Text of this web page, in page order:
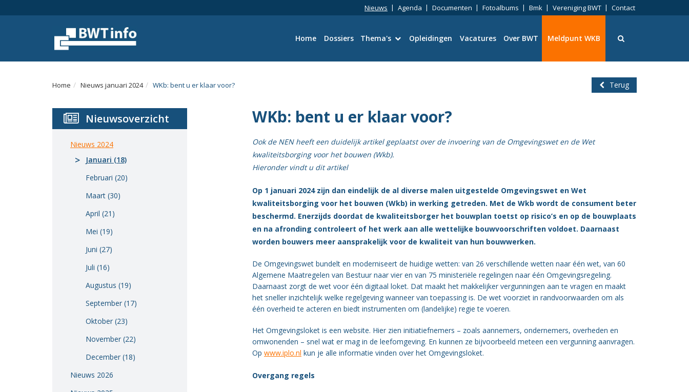
Nieuws Agenda Documenten Fotoalbums Bmk Vereniging BWT Contact
Home Dossiers Thema's
Ruimtelijke kwaliteit
Toezicht en Handhaving
Organisatie BWT
Opleidingen Vacatures Over BWT Meldpunt WKB
Menu
Home Nieuws januari 2024 WKb: bent u er klaar voor? Terug
Nieuwsoverzicht
Nieuws 2024
Januari (18)
Februari (20)
Maart (30)
April (21)
Mei (19)
Juni (27)
Juli (16)
Augustus (19)
September (17)
Oktober (23)
November (22)
December (18)
Nieuws 2026
WKb: bent u er klaar voor?
Ook de NEN heeft een duidelijk artikel geplaatst over de invoering van de Omgevingswet en de Wet
kwaliteitsborging voor het bouwen (Wkb).
Hieronder vindt u dit artikel
Op 1 januari 2024 zijn dan eindelijk de al diverse malen uitgestelde Omgevingswet en Wet
kwaliteitsborging voor het bouwen (Wkb) in werking getreden. Met de Wkb wordt de consument beter
beschermd. Enerzijds doordat de kwaliteitsborger het bouwplan toetst op risico’s en op de bouwplaats
en na afronding controleert of het werk aan alle wettelijke bouwvoorschriften voldoet. Daarnaast
worden bouwers meer aansprakelijk voor de kwaliteit van hun bouwwerken.
De Omgevingswet bundelt en moderniseert de huidige wetten: van 26 verschillende wetten naar één wet, van 60
Algemene Maatregelen van Bestuur naar vier en van 75 ministeriële regelingen naar één Omgevingsregeling.
Daarnaast zorgt de wet voor één digitaal loket. Dat maakt het makkelijker vergunningen aan te vragen en maakt
het sneller inzichtelijk welke regelgeving wanneer van toepassing is. De wet voorziet in randvoorwaarden om als
één overheid te acteren en biedt instrumenten om (landelijke) regie te voeren.
Het Omgevingsloket is een website. Hier zien initiatiefnemers – zoals aannemers, ondernemers, overheden en
omwonenden – snel wat er mag in de leefomgeving. En kunnen ze bijvoorbeeld meteen een vergunning aanvragen.
Op www.iplo.nl kun je alle informatie vinden over het Omgevingsloket.
Overgang regels